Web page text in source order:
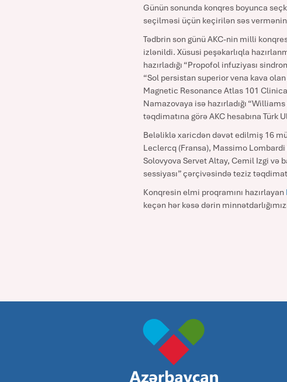
Günün sonunda konqres boyunca
seçilməsi üçün keçirilən səs
Tədbrin son günü AKC-nin milli
izlənildi. Xüsusi peşəkarlıqla
hazırladığı “Propofol infuziyası
“Sol persistan superior vena kava
Magnetic Resonance Atlas 101
Namazovaya isə hazırladığı
təqdimatına görə AKC hesabına
Beləliklə xaricdən dəvət edilmiş 16
Leclercq (Fransa), Massimo
Solovyova Servet Altay, Cemil Izgi və
sessiyası” çərçivəsində teziz
Konqresin elmi proqramını hazırlayan
keçən hər kəsə dərin